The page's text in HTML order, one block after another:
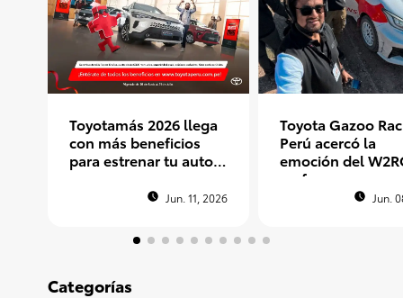
Toyotamás 2026 llega
con más beneficios
para estrenar tu auto
Jun. 11, 2026
Toyota Gazoo
Perú acercó la
emoción del
un fan peruano
Jun.
Categorías